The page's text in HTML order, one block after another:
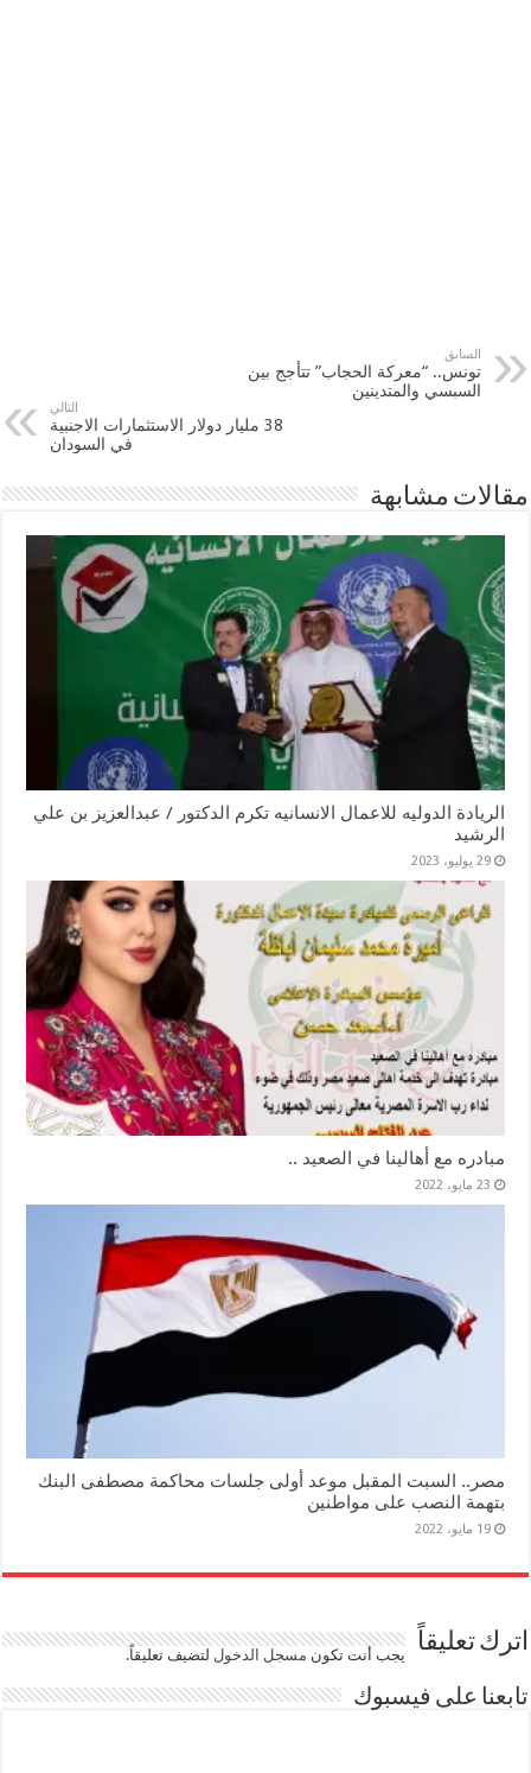
السابق
تونس.. “معركة الحجاب” تتأجج بين
السبسي والمتدينين
التالي
38 مليار دولار الاستثمارات الاجنبية
في السودان
مقالات مشابهة
الريادة الدوليه للاعمال الانسانيه تكرم الدكتور / عبدالعزيز بن علي
الرشيد
29 يوليو، 2023
مبادره مع أهالينا في الصعيد ..
23 مايو، 2022
مصر.. السبت المقبل موعد أولى جلسات محاكمة مصطفى البنك
بتهمة النصب على مواطنين
19 مايو، 2022
اترك تعليقاً يجب أنت تكون مسجل الدخوللتضيف تعليقاً.
تابعنا على فيسبوك